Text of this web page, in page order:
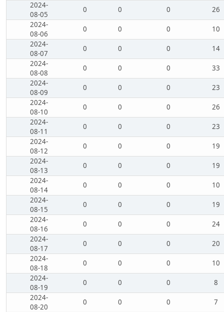
2024-
08-05
0 0 0
26
2024-
08-06
0 0 0
10
2024-
08-07
0 0 0
14
2024-
08-08
0 0 0
33
2024-
08-09
0 0 0
23
2024-
08-10
0 0 0
26
2024-
08-11
0 0 0
23
2024-
08-12
0 0 0
19
2024-
08-13
0 0 0
19
2024-
08-14
0 0 0
10
2024-
08-15
0 0 0
19
2024-
08-16
0 0 0
24
2024-
08-17
0 0 0
20
2024-
08-18
0 0 0
10
2024-
08-19
0 0 0
8
2024-
08-20
0 0 0
7